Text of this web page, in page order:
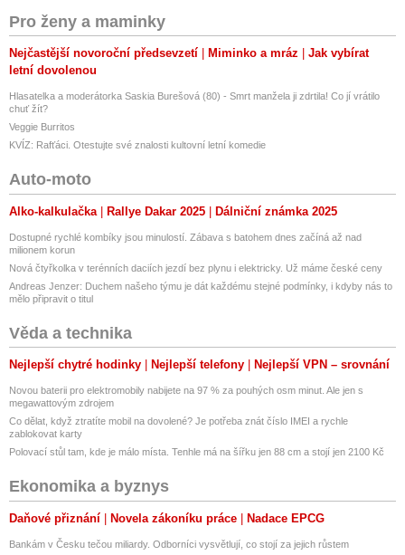
Pro ženy a maminky
Nejčastější novoroční předsevzetí Miminko a mráz
Jak vybírat
letní dovolenou
Hlasatelka a moderátorka Saskia Burešová (80) - Smrt manžela ji zdrtila! Co jí vrátilo
chuť žít?
Veggie Burritos
KVÍZ: Rafťáci. Otestujte své znalosti kultovní letní komedie
Auto-moto
Alko-kalkulačka Rallye Dakar 2025 Dálniční známka 2025
Dostupné rychlé kombíky jsou minulostí. Zábava s batohem dnes začíná až nad
milionem korun
Nová čtyřkolka v terénních daciích jezdí bez plynu i elektricky. Už máme české ceny
Andreas Jenzer: Duchem našeho týmu je dát každému stejné podmínky, i kdyby nás to
mělo připravit o titul
Věda a technika
Nejlepší chytré hodinky Nejlepší telefony Nejlepší VPN – srovnání
Novou baterii pro elektromobily nabijete na 97 % za pouhých osm minut. Ale jen s
megawattovým zdrojem
Co dělat, když ztratíte mobil na dovolené? Je potřeba znát číslo IMEI a rychle
zablokovat karty
Polovací stůl tam, kde je málo místa. Tenhle má na šířku jen 88 cm a stojí jen 2100 Kč
Ekonomika a byznys
Daňové přiznání Novela zákoníku práce Nadace EPCG
Bankám v Česku tečou miliardy. Odborníci vysvětlují, co stojí za jejich růstem